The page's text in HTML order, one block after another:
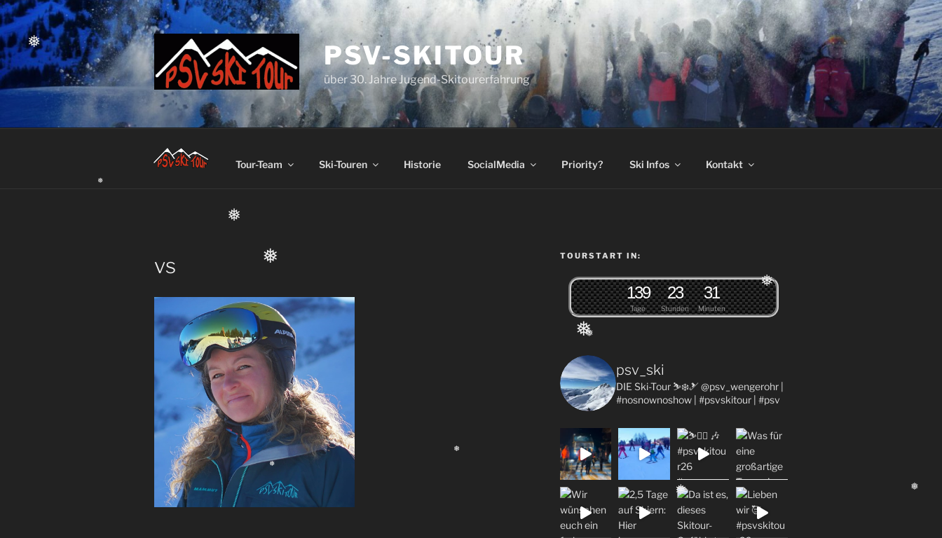
❅
❅
❅
❅
❅
❅
❅
❅
Zum
Inhalt
springen
PSV-SKITOUR
über 30. Jahre Jugend-Skitourerfahrung
Tour-Team Ski-Touren Historie SocialMedia Priority? Ski Infos Kontakt
vs TOURSTART IN:
Tage
139
Stunden
23
Minuten
31
psv_ski
DIE Ski-Tour ⛷❄️🎿 @psv_wengerohr
#nosnownoshow | #psvskitour | #psv